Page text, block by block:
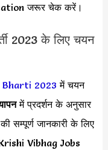
जरूर चेक करें।
2023 के लिए चयन
Bharti 2023 में चयन
में प्रदर्शन के अनुसार
सम्पूर्ण जानकारी के लिए
Vibhag Jobs